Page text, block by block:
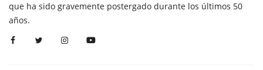
que ha sido gravemente postergado durante los últimos 50
años.